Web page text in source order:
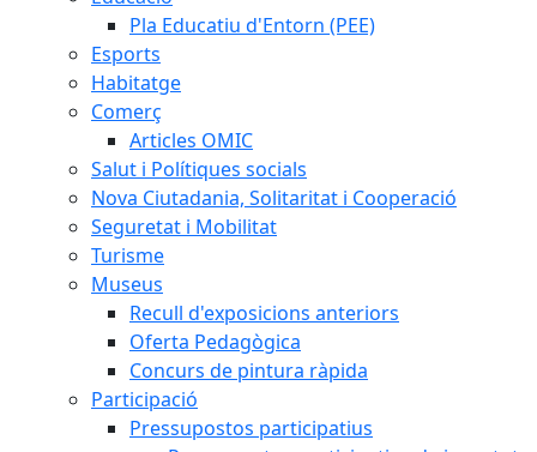
Pla Educatiu d'Entorn (PEE)
Esports
Habitatge
Comerç
Articles OMIC
Salut i Polítiques socials
Nova Ciutadania, Solitaritat i Cooperació
Seguretat i Mobilitat
Turisme
Museus
Recull d'exposicions anteriors
Oferta Pedagògica
Concurs de pintura ràpida
Participació
Pressupostos participatius